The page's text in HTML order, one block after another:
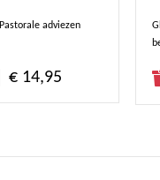
Pastorale adviezen
€ 14,95Bestel direct